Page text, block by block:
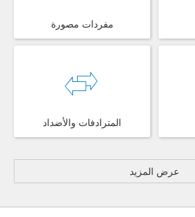
مفردات مصورة
المترادفات والأضداد
عرض المزيد